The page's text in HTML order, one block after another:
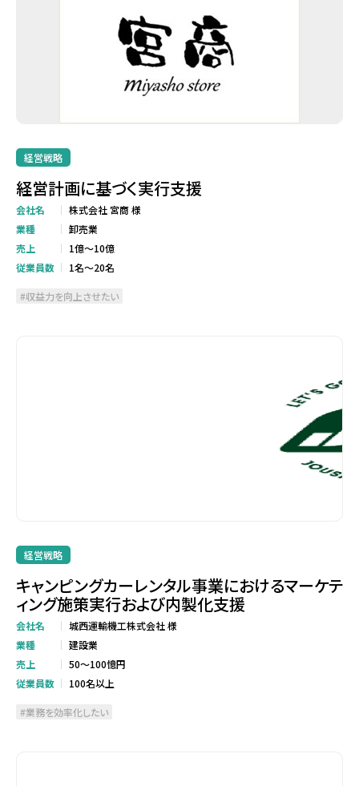
経営戦略
経営計画に基づく実行支援
会社名
株式会社 宮商 様
業種
卸売業
売上
1億～10億
従業員数
1名～20名
収益力を向上させたい
経営戦略
キャンピングカーレンタル事業におけるマーケテ
ィング施策実行および内製化支援
会社名
城西運輸機工株式会社 様
業種
建設業
売上
50～100憶円
従業員数
100名以上
業務を効率化したい